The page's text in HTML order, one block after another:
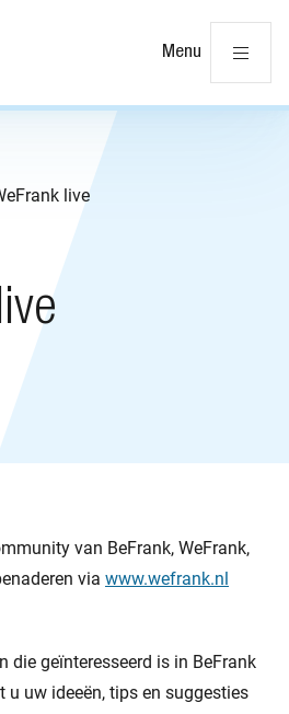
Menu
live
van BeFrank, WeFrank,
via www.wefrank.nl
die geïnteresseerd is in BeFrank
u uw ideeën, tips en suggesties